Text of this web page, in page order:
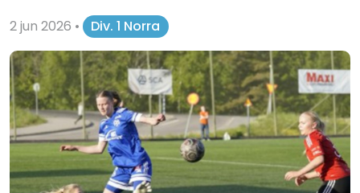
2 jun 2026 • Div. 1 Norra